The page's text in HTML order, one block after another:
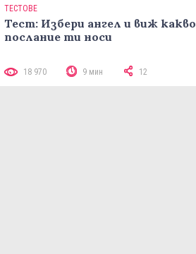
ТЕСТОВЕ
Тест: Избери ангел и виж какво
послание ти носи
18 970 9 мин 12